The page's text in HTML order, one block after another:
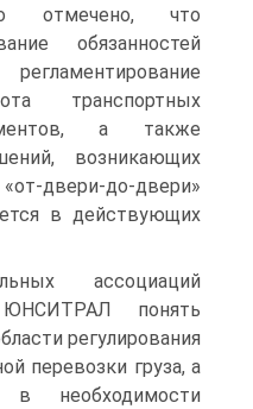
отмечено, что
обязанностей
транспортных
а также
возникающих
«от-двери-до-двери»
в действующих
ассоциаций
понять
регулирования
перевозки груза, а
в необходимости